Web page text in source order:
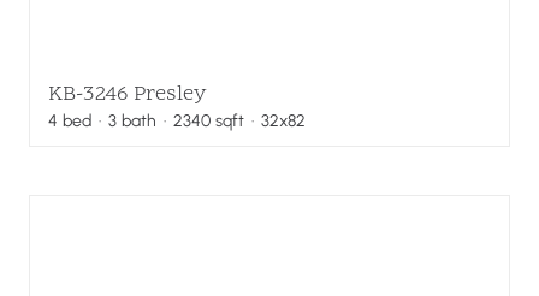
KB-3246 Presley
4 bed · 3 bath · 2340 sqft· 32x82